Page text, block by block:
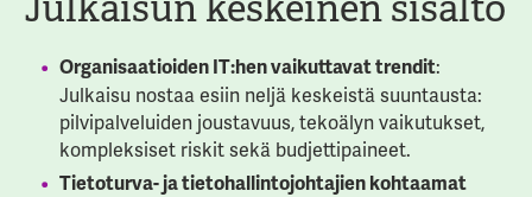
Organisaatioiden IT:hen vaikuttavat trendit:
Julkaisu nostaa esiin neljä keskeistä suuntausta:
pilvipalveluiden joustavuus, tekoälyn vaikutukset,
kompleksiset riskit sekä budjettipaineet.
Tietoturva- ja tietohallintojohtajien kohtaamat